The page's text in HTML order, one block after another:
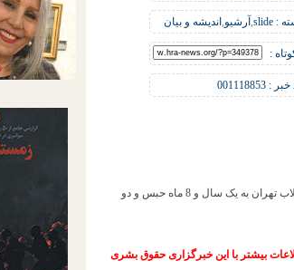
:
slide
,آرشیو,اندیشه و بیان
:
: 001118853
خبرگزاری هرانا - عسل محمدی، فعال کارگری توسط شعبه ۲۶ دادگاه انقلاب تهران به یک سال و 8 ماه حبس و دو
بیشتر با این خبرگزاری حقوق بشری